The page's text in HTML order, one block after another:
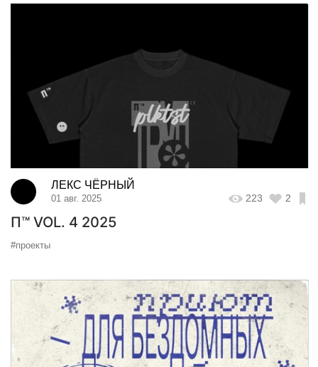
ЛЕКС ЧЁРНЫЙ
01 авг. 2025 223 2
П™ VOL. 4 2025
#проекты